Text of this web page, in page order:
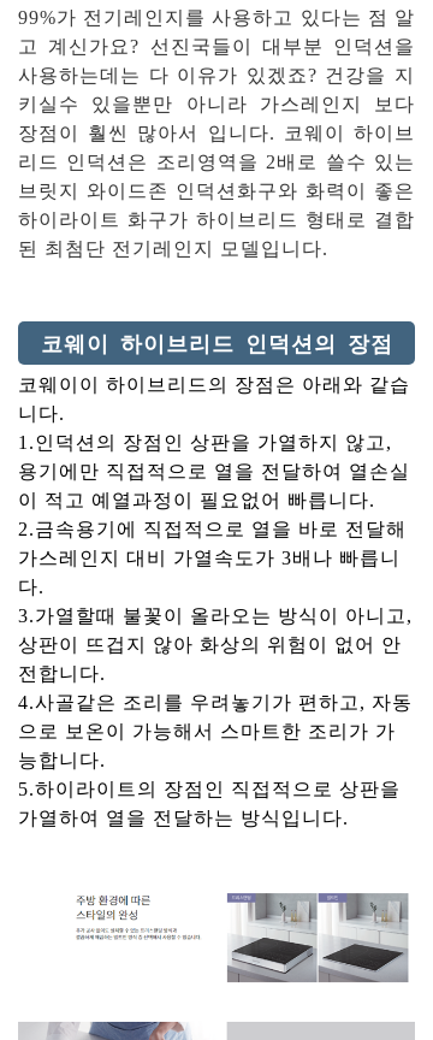
99%가 전기레인지를 사용하고 있다는 점 알
고 계신가요? 선진국들이 대부분 인덕션을
사용하는데는 다 이유가 있겠죠? 건강을 지
키실수 있을뿐만 아니라 가스레인지 보다
장점이 훨씬 많아서 입니다. 코웨이 하이브
리드 인덕션은 조리영역을 2배로 쓸수 있는
브릿지 와이드존 인덕션화구와 화력이 좋은
하이라이트 화구가 하이브리드 형태로 결합
된 최첨단 전기레인지 모델입니다.
코웨이 하이브리드 인덕션의 장점
코웨이이 하이브리드의 장점은 아래와 같습
니다.
1.인덕션의 장점인 상판을 가열하지 않고,
용기에만 직접적으로 열을 전달하여 열손실
이 적고 예열과정이 필요없어 빠릅니다.
2.금속용기에 직접적으로 열을 바로 전달해
가스레인지 대비 가열속도가 3배나 빠릅니
다.
3.가열할때 불꽃이 올라오는 방식이 아니고,
상판이 뜨겁지 않아 화상의 위험이 없어 안
전합니다.
4.사골같은 조리를 우려놓기가 편하고, 자동
으로 보온이 가능해서 스마트한 조리가 가
능합니다.
5.하이라이트의 장점인 직접적으로 상판을
가열하여 열을 전달하는 방식입니다.